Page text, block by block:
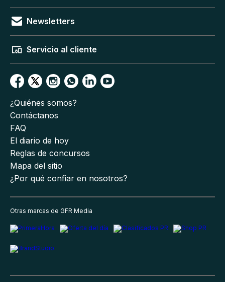
Newsletters
Servicio al cliente
¿Quiénes somos?
Contáctanos
FAQ
El diario de hoy
Reglas de concursos
Mapa del sitio
¿Por qué confiar en nosotros?
Otras marcas de GFR Media